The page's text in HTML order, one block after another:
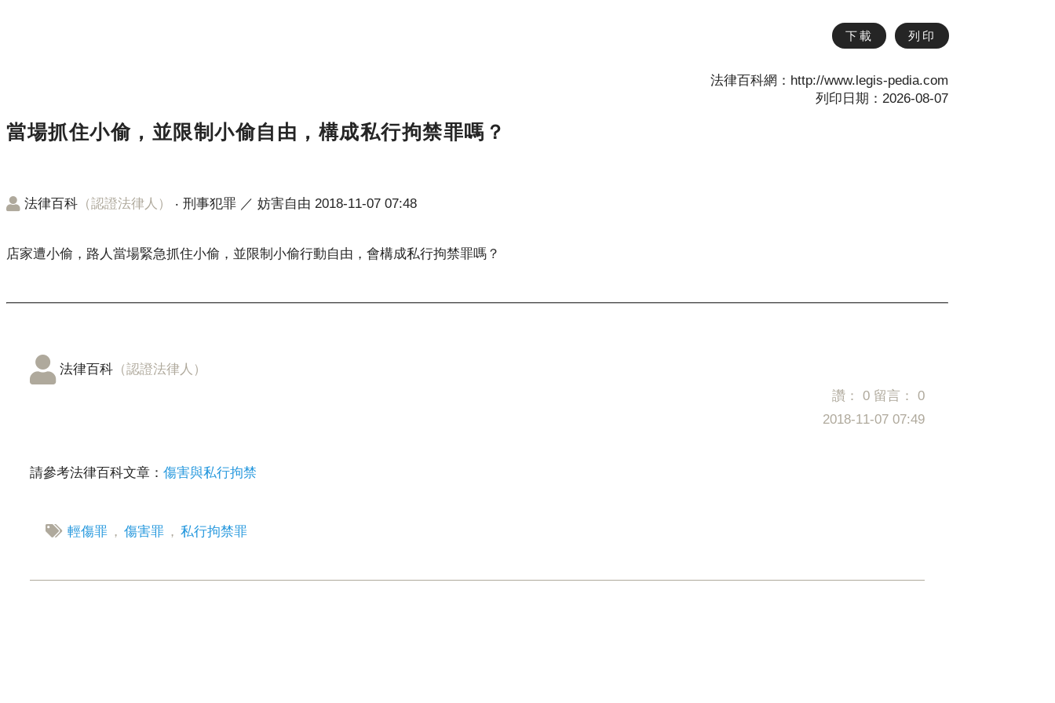
下載 列印
法律百科網：http://www.legis-pedia.com
列印日期：2026-08-07
當場抓住小偷，並限制小偷自由，構成私行拘禁罪嗎？
法律百科 （認證法律人） ‧ 刑事犯罪 ／ 妨害自由 2018-11-07 07:48
店家遭小偷，路人當場緊急抓住小偷，並限制小偷行動自由，會構成私行拘禁罪嗎？
法律百科 （認證法律人）
讚： 0 留言： 0
2018-11-07 07:49
請參考法律百科文章： 傷害與私行拘禁
輕傷罪 ， 傷害罪 ， 私行拘禁罪